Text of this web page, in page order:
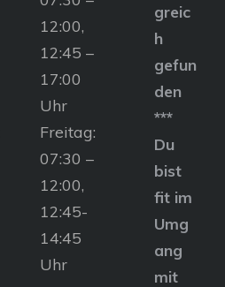
12:00,
12:45 –
17:00
Uhr
Freitag:
07:30 –
12:00,
12:45-
14:45
Uhr
greic
h
gefun
den
***
Du
bist
fit im
Umg
ang
mit